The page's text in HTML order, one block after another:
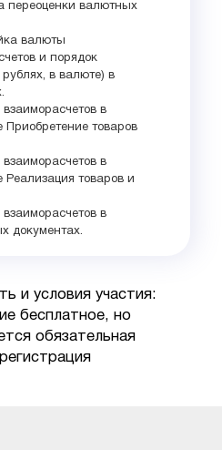
переоценки валютных
валюты
и порядок
в валюте) в
в
Приобретение товаров
в
Реализация товаров и
в
документах.
и условия участия:
бесплатное, но
обязательная
регистрация